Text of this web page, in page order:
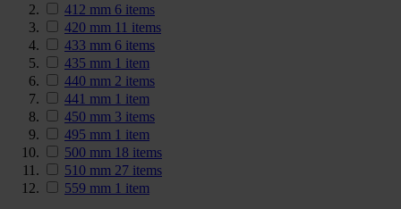
412 mm 6 items
420 mm 11 items
433 mm 6 items
435 mm 1 item
440 mm 2 items
441 mm 1 item
450 mm 3 items
495 mm 1 item
500 mm 18 items
510 mm 27 items
559 mm 1 item